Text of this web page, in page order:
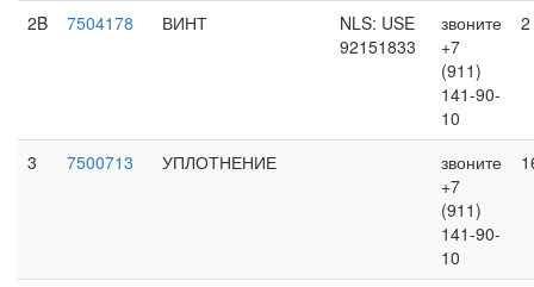
2B 7504178 ВИНТ
NLS: USE
92151833
звоните
+7
(911)
141-90-
10
2
3 7500713 УПЛОТНЕНИЕ
звоните
+7
(911)
141-90-
10